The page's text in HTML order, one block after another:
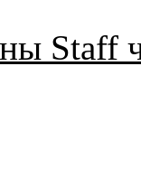
Staff